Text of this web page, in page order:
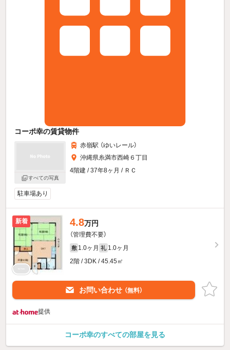
コーポ幸の賃貸物件
すべての写真
赤嶺駅 （ゆいレール）
沖縄県糸満市西崎６丁目
4階建 / 37年8ヶ月 / ＲＣ
駐車場あり
新着 4.8万円
（管理費不要）
敷 1.0ヶ月 礼 1.0ヶ月
2階 / 3DK / 45.45㎡
お問い合わせ （無料）
提供
コーポ幸のすべての部屋を見る